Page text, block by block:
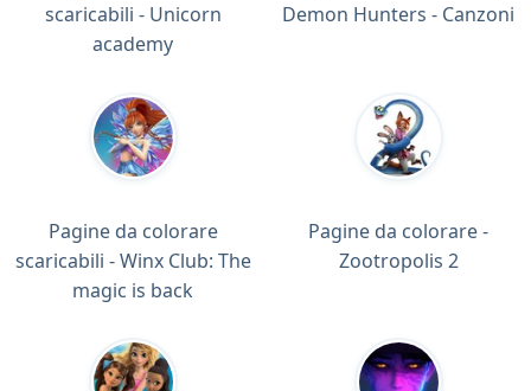
scaricabili - Unicorn
academy
Demon Hunters - Canzoni
Pagine da colorare
scaricabili - Winx Club: The
magic is back
Pagine da colorare -
Zootropolis 2